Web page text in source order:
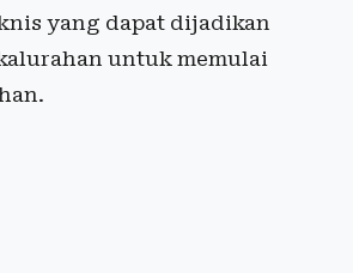
yang dapat dijadikan
untuk memulai